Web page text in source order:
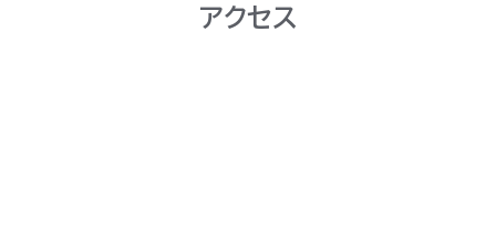
アクセス